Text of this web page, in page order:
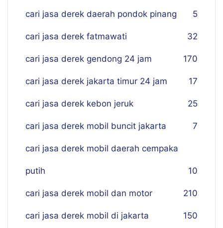
cari jasa derek daerah pondok pinang 5
cari jasa derek fatmawati 32
cari jasa derek gendong 24 jam 170
cari jasa derek jakarta timur 24 jam 17
cari jasa derek kebon jeruk 25
cari jasa derek mobil buncit jakarta 7
cari jasa derek mobil daerah cempaka
putih 10
cari jasa derek mobil dan motor 210
cari jasa derek mobil di jakarta 150